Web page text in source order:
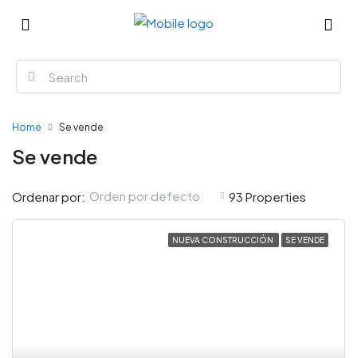
Home Se vende
Se vende
93 Properties
Ordenar por: Orden por defecto
NUEVA CONSTRUCCIÓN SE VENDE